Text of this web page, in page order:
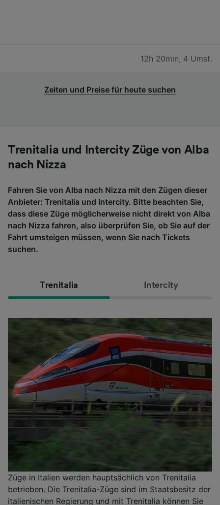
12h 20min, 4 Umst.
Zeiten und Preise für heute suchen
Trenitalia und Intercity Züge von Alba
nach Nizza
Fahren Sie von Alba nach Nizza mit den Zügen dieser
Anbieter: Trenitalia und Intercity. Bitte beachten Sie,
dass diese Züge möglicherweise nicht direkt von Alba
nach Nizza fahren, also überprüfen Sie, ob Sie auf der
Fahrt umsteigen müssen, wenn Sie nach Tickets
suchen.
Trenitalia Intercity
Züge in Italien werden hauptsächlich von Trenitalia
betrieben. Die Trenitalia-Züge sind im Staatsbesitz der
italienischen Regierung und mit Trenitalia können Sie